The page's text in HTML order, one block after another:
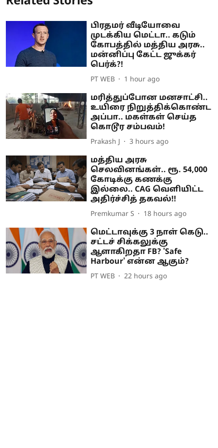
பிரதமர் வீடியோவை
முடக்கிய மெட்டா.. கடும்
கோபத்தில் மத்திய அரசு..
மன்னிப்பு கேட்ட ஜுக்கர்
பெர்க்?!
PT WEB 1 hour ago
மரித்துப்போன மனசாட்சி..
உயிரை நிறுத்திக்கொண்ட
அப்பா.. மகள்கள் செய்த
கொடூர சம்பவம்!
Prakash J 3 hours ago
மத்திய அரசு
செலவினங்கள்.. ரூ. 54,000
கோடிக்கு கணக்கு
இல்லை.. CAG வெளியிட்ட
அதிர்ச்சித் தகவல்!!
Premkumar S 18 hours ago
மெட்டாவுக்கு 3 நாள் கெடு..
சட்டச் சிக்கலுக்கு
ஆளாகிறதா FB? 'Safe
Harbour' என்ன ஆகும்?
PT WEB 22 hours ago